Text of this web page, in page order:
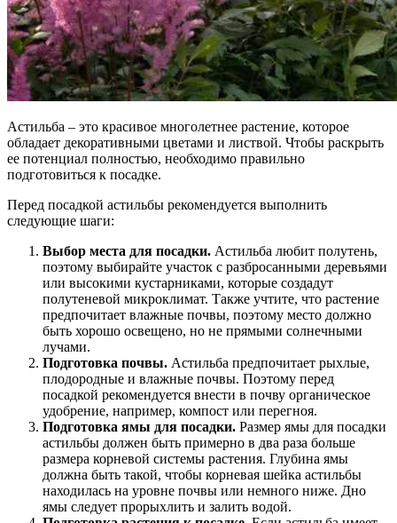
Астильба – это красивое многолетнее растение, которое
обладает декоративными цветами и листвой. Чтобы раскрыть
ее потенциал полностью, необходимо правильно
подготовиться к посадке.
Перед посадкой астильбы рекомендуется выполнить
следующие шаги:
Выбор места для посадки. Астильба любит полутень,
поэтому выбирайте участок с разбросанными деревьями
или высокими кустарниками, которые создадут
полутеневой микроклимат. Также учтите, что растение
предпочитает влажные почвы, поэтому место должно
быть хорошо освещено, но не прямыми солнечными
лучами.
Подготовка почвы. Астильба предпочитает рыхлые,
плодородные и влажные почвы. Поэтому перед
посадкой рекомендуется внести в почву органическое
удобрение, например, компост или перегноя.
Подготовка ямы для посадки. Размер ямы для посадки
астильбы должен быть примерно в два раза больше
размера корневой системы растения. Глубина ямы
должна быть такой, чтобы корневая шейка астильбы
находилась на уровне почвы или немного ниже. Дно
ямы следует прорыхлить и залить водой.